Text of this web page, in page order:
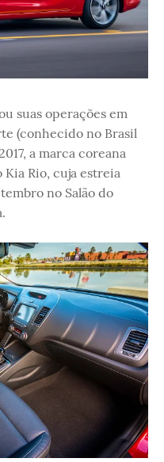
suas operações em
(conhecido no Brasil
a marca coreana
Rio, cuja estreia
no Salão do